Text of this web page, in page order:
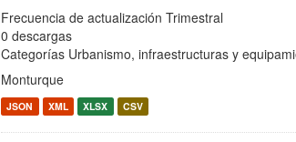
Frecuencia de actualización Trimestral
0 descargas
Categorías Urbanismo, infraestructuras y
Monturque
JSON XML XLSX CSV